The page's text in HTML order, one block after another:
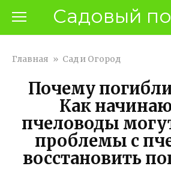
контенту
Садовый
Главная » Сад и Огород
Почему
Как
пчеловоды
проблемы с
восстановить